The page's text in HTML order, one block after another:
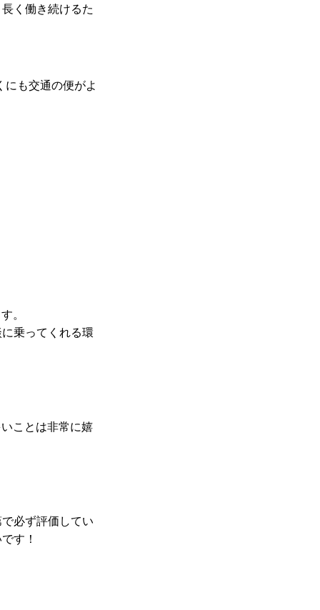
く働き続けるた
も交通の便がよ
。
乗ってくれる環
ことは非常に嬉
必ず評価してい
す！